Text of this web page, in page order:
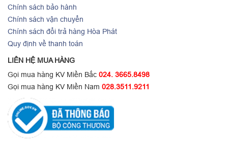
Chính sách bảo hành
Chính sách vận chuyển
Chính sách đổi trả hàng Hòa Phát
Quy định về thanh toán
LIÊN HỆ MUA HÀNG
Gọi mua hàng KV Miền Bắc 024. 3665.8498
Gọi mua hàng KV Miền Nam 028.3511.9211